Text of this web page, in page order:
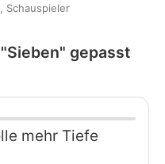
Schauspieler
gepasst
mehr Tiefe